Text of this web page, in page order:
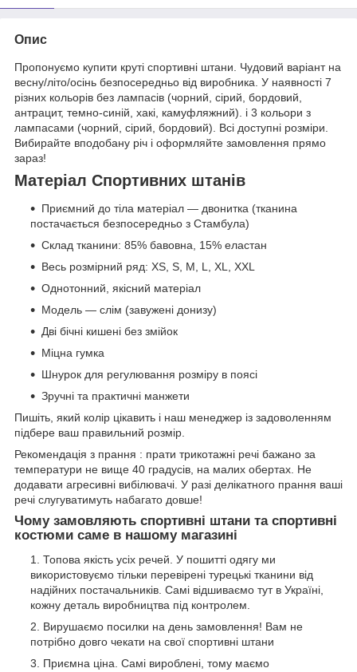
Опис
Пропонуємо купити круті спортивні штани. Чудовий варіант на
весну/літо/осінь безпосередньо від виробника. У наявності 7
різних кольорів без лампасів (чорний, сірий, бордовий,
антрацит, темно-синій, хакі, камуфляжний). і 3 кольори з
лампасами (чорний, сірий, бордовий). Всі доступні розміри.
Вибирайте вподобану річ і оформляйте замовлення прямо
зараз!
Матеріал Спортивних штанів
Приємний до тіла матеріал — двонитка (тканина
постачається безпосередньо з Стамбула)
Склад тканини: 85% бавовна, 15% еластан
Весь розмірний ряд: XS, S, M, L, XL, XXL
Однотонний, якісний матеріал
Модель — слім (завужені донизу)
Дві бічні кишені без змійок
Міцна гумка
Шнурок для регулювання розміру в поясі
Зручні та практичні манжети
Пишіть, який колір цікавить і наш менеджер із задоволенням
підбере ваш правильний розмір.
Рекомендація з прання : прати трикотажні речі бажано за
температури не вище 40 градусів, на малих обертах. Не
додавати агресивні вибілювачі. У разі делікатного прання ваші
речі слугуватимуть набагато довше!
Чому замовляють спортивні штани та спортивні
костюми саме в нашому магазині
Топова якість усіх речей. У пошитті одягу ми
використовуємо тільки перевірені турецькі тканини від
надійних постачальників. Самі відшиваємо тут в Україні,
кожну деталь виробництва під контролем.
Вирушаємо посилки на день замовлення! Вам не
потрібно довго чекати на свої спортивні штани
Приємна ціна. Самі вироблені, тому маємо